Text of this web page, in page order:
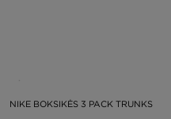
NIKE BOKSIKĖS 3 PACK TRUNKS